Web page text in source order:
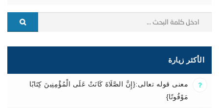
الأكثر زيارة
معنى قوله تعالى:{إِنَّ الصَّلَاةَ كَانَتْ عَلَى الْمُؤْمِنِينَ كِتَابًا
مَوْقُوتًا}